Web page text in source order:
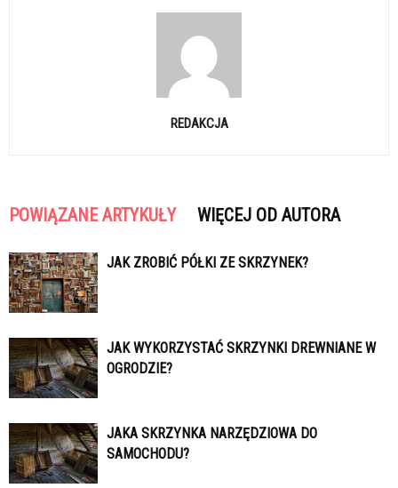
REDAKCJA
POWIĄZANE ARTYKUŁY WIĘCEJ OD AUTORA
JAK ZROBIĆ PÓŁKI ZE SKRZYNEK?
JAK WYKORZYSTAĆ SKRZYNKI DREWNIANE W
OGRODZIE?
JAKA SKRZYNKA NARZĘDZIOWA DO
SAMOCHODU?